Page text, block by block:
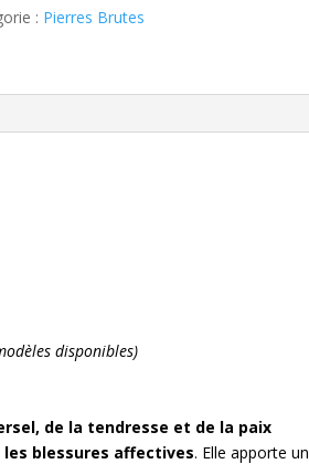
: Pierres Brutes
disponibles)
de la tendresse et de la paix
les blessures affectives. Elle apporte un